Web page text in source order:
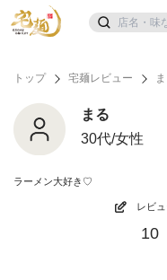
トップ 宅麺レビュー
まる
30代/女性
ラーメン大好き♡
レビ
10